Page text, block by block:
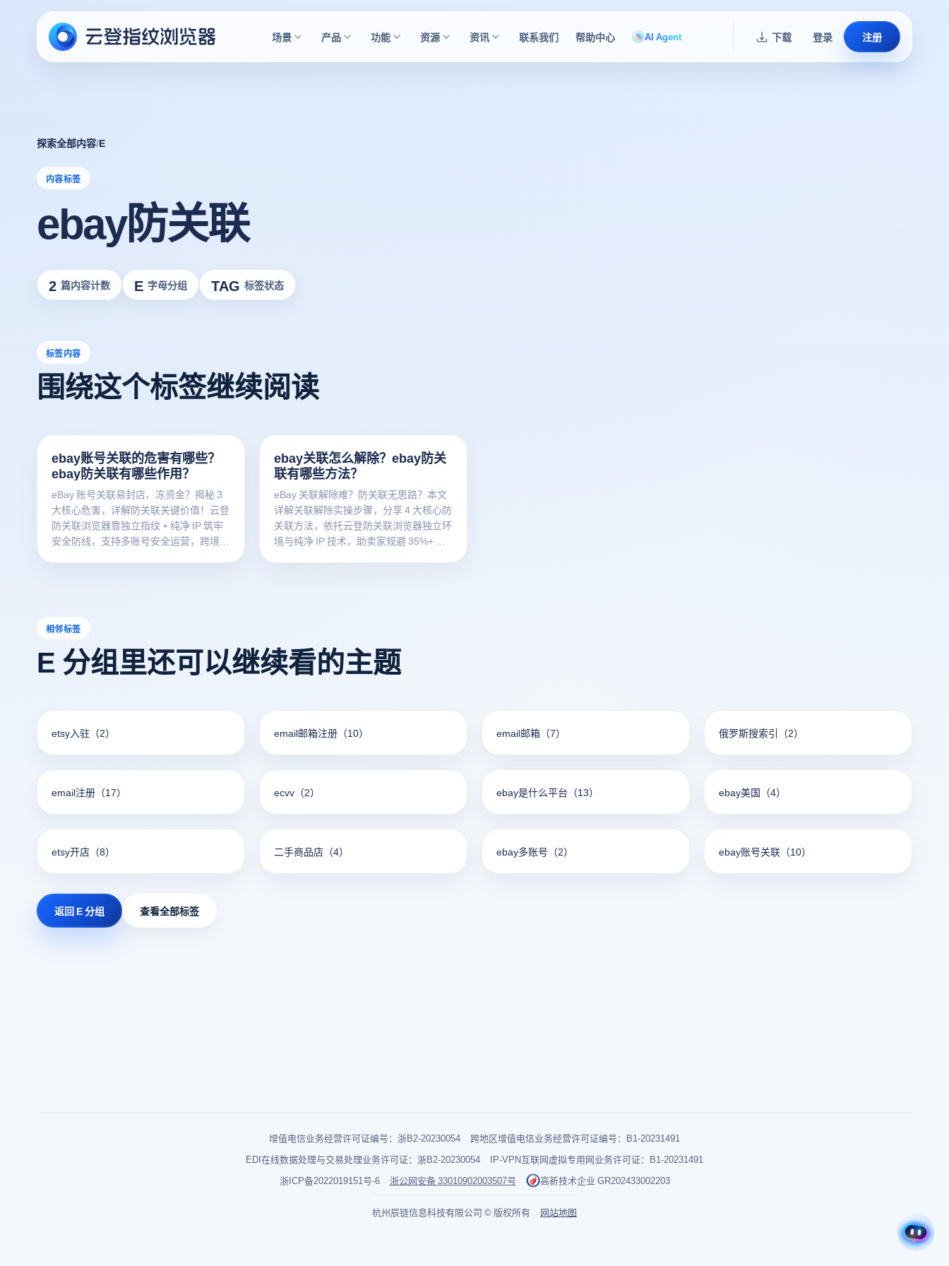
场景 产品 功能 资源 资讯 联系我们 帮助中心 AI Agent 下载 登录 注册
探索全部内容/E
内容标签
ebay防关联
2 篇内容计数 E 字母分组 TAG 标签状态
标签内容
围绕这个标签继续阅读
ebay账号关联的危害有哪些？
ebay防关联有哪些作用？
eBay 账号关联易封店、冻资金？揭秘 3
大核心危害，详解防关联关键价值！云登
防关联浏览器靠独立指纹 + 纯净 IP 筑牢
安全防线，支持多账号安全运营，跨境卖
ebay关联怎么解除？ebay防关
联有哪些方法？
eBay 关联解除难？防关联无思路？本文
详解关联解除实操步骤，分享 4 大核心防
关联方法，依托云登防关联浏览器独立环
境与纯净 IP 技术，助卖家规避 35%+ 封
相邻标签
E 分组里还可以继续看的主题
etsy入驻 （2） email邮箱注册 （10） email邮箱 （7） 俄罗斯搜索引 （2）
email注册 （17） ecvv （2） ebay是什么平台 （13） ebay美国 （4）
etsy开店 （8） 二手商品店 （4） ebay多账号 （2） ebay账号关联 （10）
返回 E 分组 查看全部标签
增值电信业务经营许可证编号：浙B2-20230054
跨地区增值电信业务经营许可证编号：B1-20231491
EDI在线数据处理与交易处理业务许可证：浙B2-20230054
IP-VPN互联网虚拟专用网业务许可证：B1-20231491
浙ICP备2022019151号-6
浙公网安备 33010902003507号 高新技术企业 GR202433002203
杭州辰链信息科技有限公司 © 版权所有 网站地图